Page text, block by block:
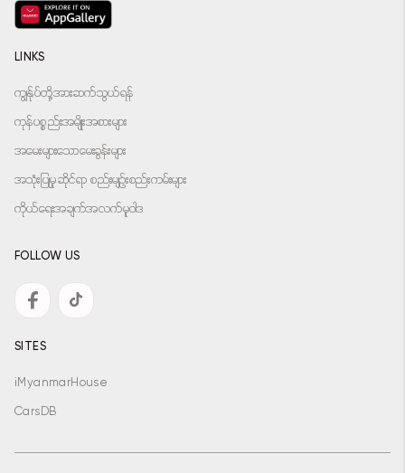
LINKS
ကျွန်ုပ်တို့အားဆက်သွယ်ရန်
ကုန်ပစ္စည်းအမျိုးအစားများ
အမေးများသောမေးခွန်းများ
အသုံးပြုမှုဆိုင်ရာ စည်းမျဉ်းစည်းကမ်းများ
ကိုယ်ရေးအချက်အလက်မူဝါဒ
FOLLOW US
SITES
iMyanmarHouse
CarsDB